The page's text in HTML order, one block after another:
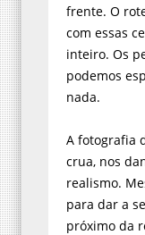
frente. O
com essas
inteiro. Os
podemos
nada.
A fotografia
crua, nos
realismo.
para dar a
próximo da